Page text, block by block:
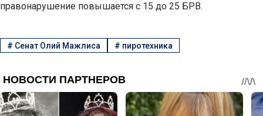
правонарушение повышается с 15 до 25 БРВ.
# Сенат Олий Мажлиса # пиротехника